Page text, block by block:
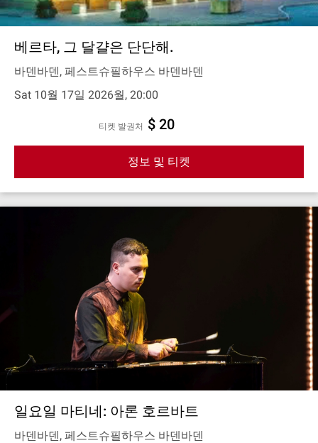
베르타, 그 달걀은 단단해.
바덴바덴, 페스트슈필하우스 바덴바덴
Sat 10월 17일 2026월, 20:00
티켓 발권처 $ 20
정보 및 티켓
일요일 마티네: 아론 호르바트
바덴바덴, 페스트슈필하우스 바덴바덴